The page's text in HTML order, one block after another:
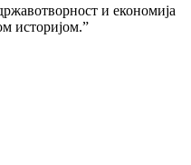
и економија
историјом.”